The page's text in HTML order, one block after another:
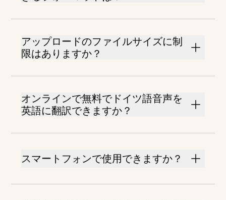
アップロードのファイルサイズに制
限はありますか？
オンラインで無料でドイツ語音声を
英語に翻訳できますか？
スマートフォンで使用できますか？